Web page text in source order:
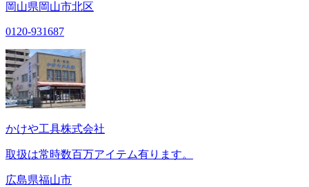
岡山県岡山市北区
0120-931687
かけや工具株式会社
取扱は常時数百万アイテム有ります。
広島県福山市